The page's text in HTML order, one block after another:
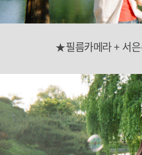
★필름카메라 + 서